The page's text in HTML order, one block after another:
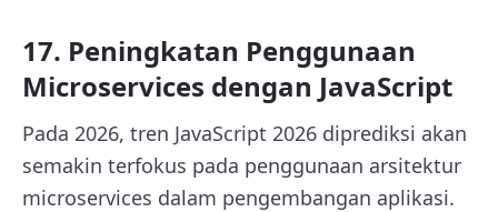
17. Peningkatan Penggunaan
Microservices dengan JavaScript
Pada 2026, tren JavaScript 2026 diprediksi akan
semakin terfokus pada penggunaan arsitektur
microservices dalam pengembangan aplikasi.